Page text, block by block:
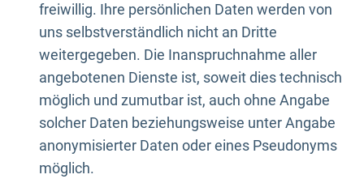
freiwillig. Ihre persönlichen Daten werden von
uns selbstverständlich nicht an Dritte
weitergegeben. Die Inanspruchnahme aller
angebotenen Dienste ist, soweit dies technisch
möglich und zumutbar ist, auch ohne Angabe
solcher Daten beziehungsweise unter Angabe
anonymisierter Daten oder eines Pseudonyms
möglich.